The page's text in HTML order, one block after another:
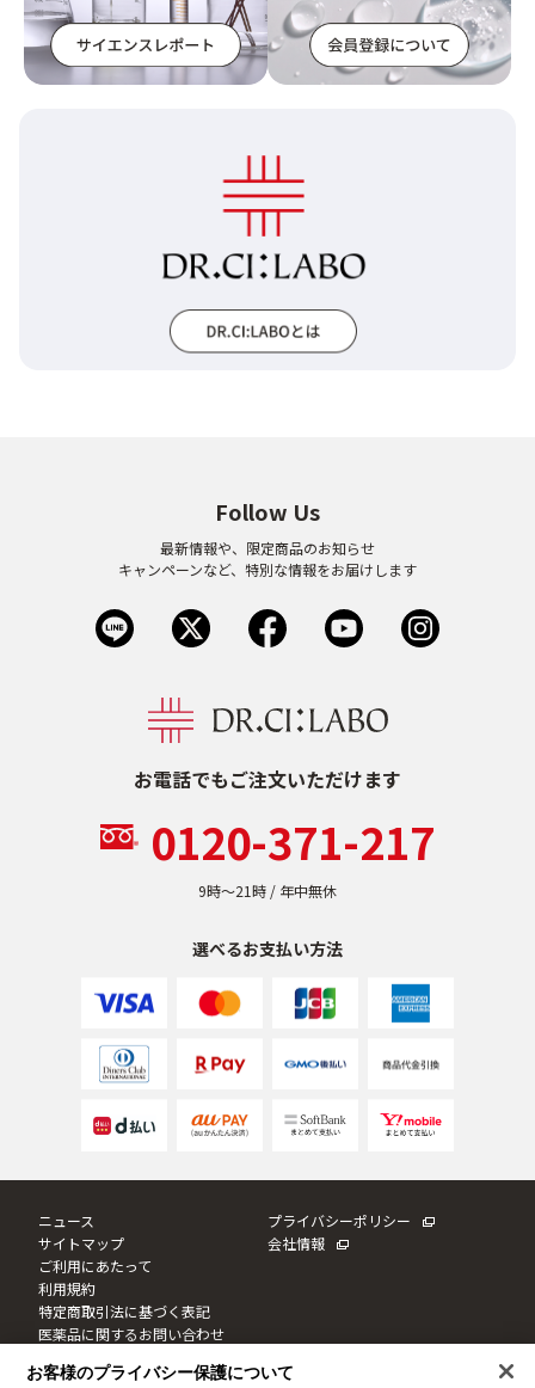
お電話でもご注文いただけます
0120-371-217
9時〜21時 / 年中無休
選べるお支払い方法
Follow Us
最新情報や、限定商品のお知らせ
キャンペーンなど、特別な情報をお届けします
ニュース
サイトマップ
ご利用にあたって
利用規約
特定商取引法に基づく表記
医薬品に関するお問い合わせ
プライバシーポリシー
会社情報
お客様のプライバシー保護について